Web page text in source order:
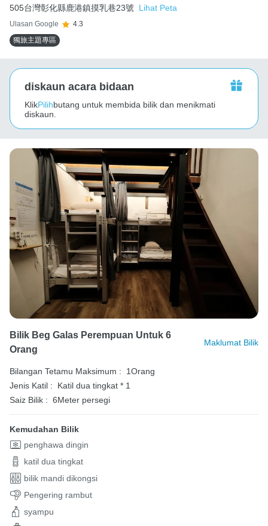
505台灣彰化縣鹿港鎮摸乳巷23號
Lihat Peta
Ulasan Google
4.3
獨旅主題專區
diskaun acara bidaan
KlikPilihbutang untuk membida bilik dan menikmati
diskaun.
Bilik Beg Galas Perempuan Untuk 6
Orang
Maklumat Bilik
Bilangan Tetamu Maksimum :
1Orang
Jenis Katil :
Katil dua tingkat * 1
Saiz Bilik : 6Meter persegi
Kemudahan Bilik
penghawa dingin
katil dua tingkat
bilik mandi dikongsi
Pengering rambut
syampu